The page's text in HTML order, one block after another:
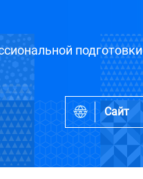
подготовки
Сайт